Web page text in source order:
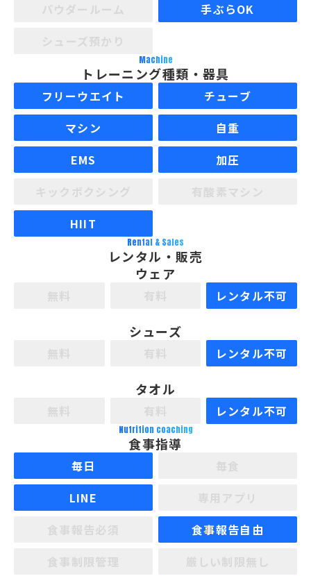
手ぶらOK
Machine
トレーニング種類・器具
フリーウエイト
チューブ
マシン
自重
EMS
加圧
HIIT
Rental & Sales
レンタル・販売
ウェア
レンタル不可
シューズ
レンタル不可
タオル
レンタル不可
Nutrition coaching
食事指導
毎日
LINE
食事報告自由